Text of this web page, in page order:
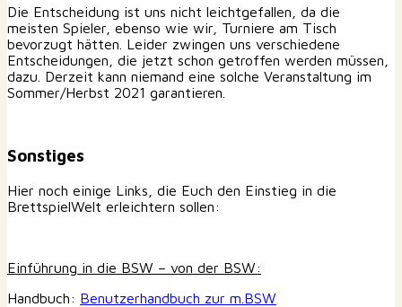
Die Entscheidung ist uns nicht leichtgefallen, da die
meisten Spieler, ebenso wie wir, Turniere am Tisch
bevorzugt hätten. Leider zwingen uns verschiedene
Entscheidungen, die jetzt schon getroffen werden müssen,
dazu. Derzeit kann niemand eine solche Veranstaltung im
Sommer/Herbst 2021 garantieren.
Sonstiges
Hier noch einige Links, die Euch den Einstieg in die
BrettspielWelt erleichtern sollen:
Einführung in die BSW – von der BSW:
Handbuch: Benutzerhandbuch zur m.BSW